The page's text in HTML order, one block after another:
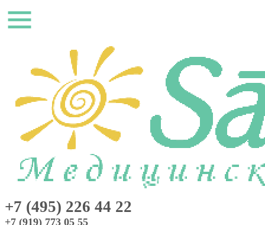
+7 (495) 226 44 22
+7 (919) 773 05 55